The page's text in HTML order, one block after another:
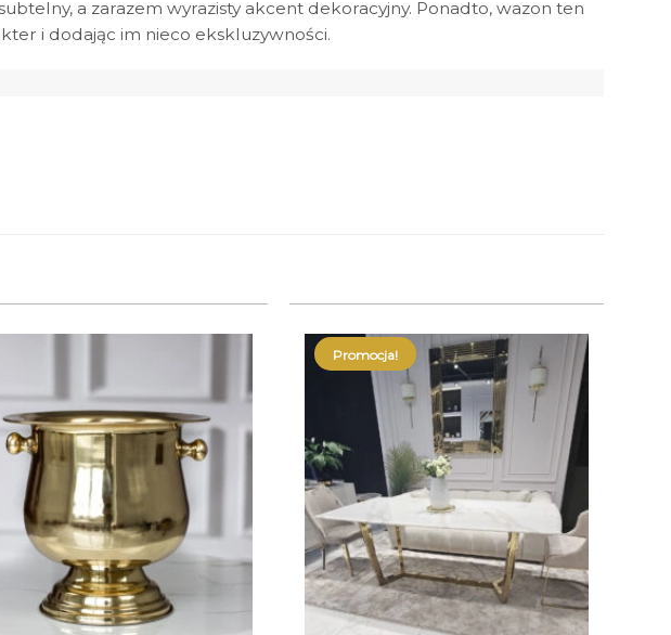
a zarazem wyrazisty akcent dekoracyjny. Ponadto, wazon ten
i dodając im nieco ekskluzywności.
Promocja!